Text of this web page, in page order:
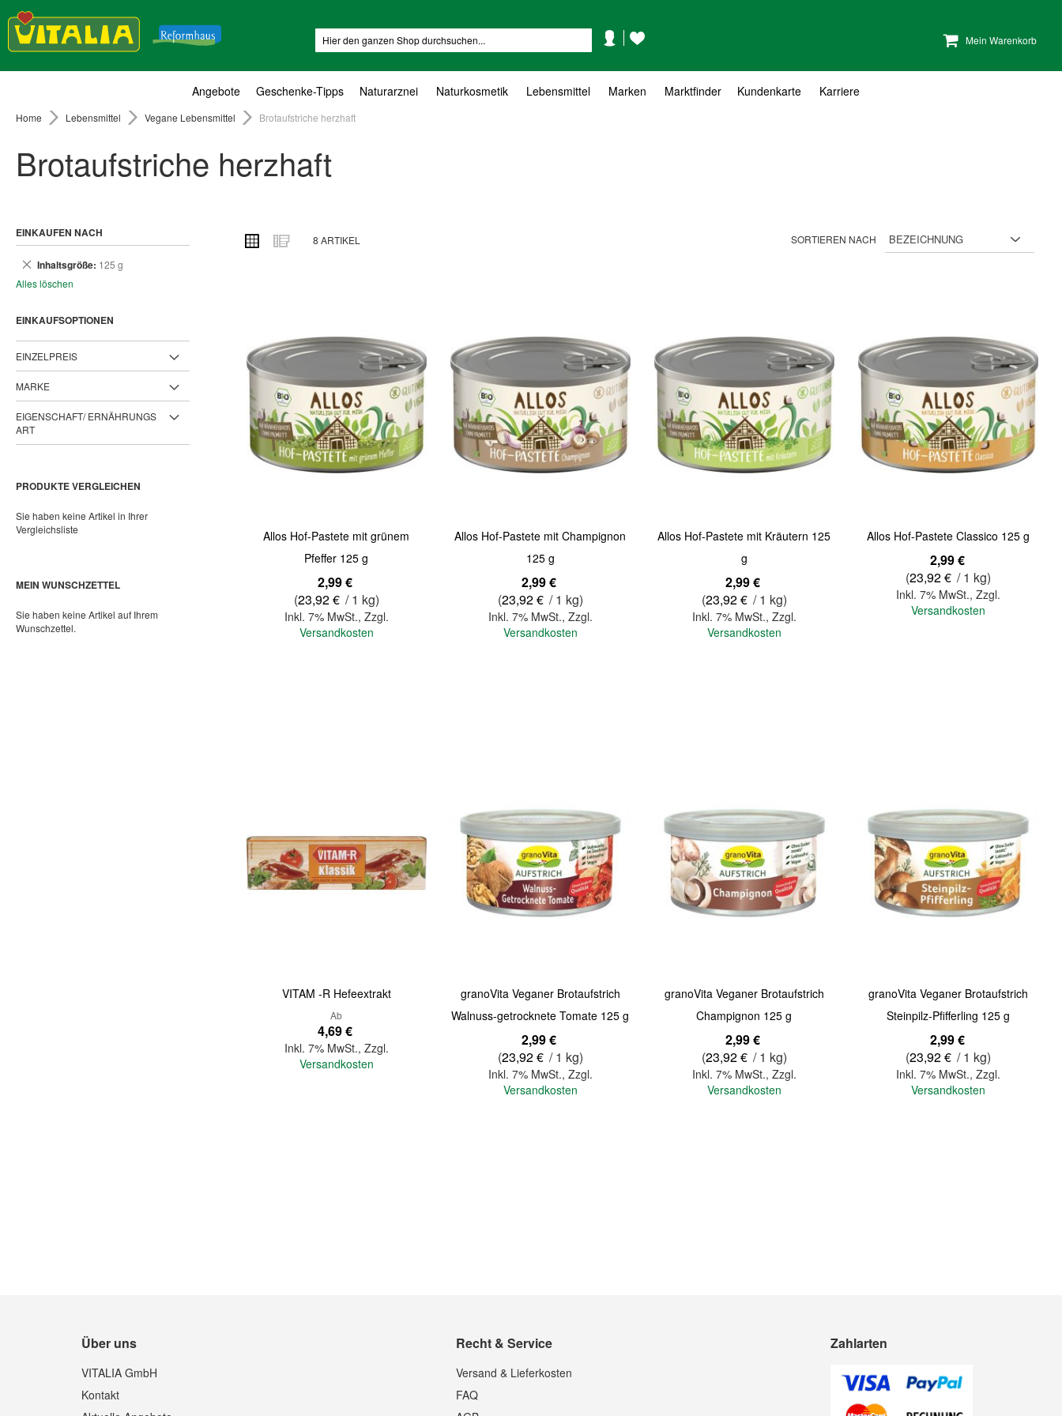
Mein Warenkorb
KontoWunschzettel
Angebote Geschenke-Tipps Naturarznei Naturkosmetik Lebensmittel Marken Marktfinder Kundenkarte Karriere
Home Lebensmittel Vegane Lebensmittel Brotaufstriche herzhaft
Brotaufstriche herzhaft
ANSICHT
ALS
Raster Liste
8 ARTIKEL SORTIEREN NACH
Allos Hof-Pastete mit grünem
Pfeffer 125 g
2,99 €
(23,92 € / 1 kg)
Inkl. 7% MwSt., Zzgl.
Versandkosten
Quickview
Allos Hof-Pastete mit Champignon
125 g
2,99 €
(23,92 € / 1 kg)
Inkl. 7% MwSt., Zzgl.
Versandkosten
Quickview
Allos Hof-Pastete mit Kräutern 125
g
2,99 €
(23,92 € / 1 kg)
Inkl. 7% MwSt., Zzgl.
Versandkosten
Quickview
Allos Hof-Pastete Classico 125 g
2,99 €
(23,92 € / 1 kg)
Inkl. 7% MwSt.,Zzgl.
Versandkosten
Quickview
VITAM -R Hefeextrakt
Ab
4,69 €
Inkl. 7% MwSt., Zzgl.
Versandkosten
granoVita Veganer Brotaufstrich
Walnuss-getrocknete Tomate 125 g
2,99 €
(23,92 € / 1 kg)
Inkl. 7% MwSt., Zzgl.
Versandkosten
Quickview
granoVita Veganer Brotaufstrich
Champignon 125 g
2,99 €
(23,92 € / 1 kg)
Inkl. 7% MwSt., Zzgl.
Versandkosten
granoVita Veganer Brotaufstrich
Steinpilz-Pfifferling 125 g
2,99 €
(23,92 € / 1 kg)
Inkl. 7% MwSt.,Zzgl.
Versandkosten
Quickview
EINKAUFEN NACH
Inhaltsgröße 125 g
Dies
Alles löschen
EINKAUFSOPTIONEN
EINZELPREIS
MARKE
EIGENSCHAFT/ ERNÄHRUNGS
ART
PRODUKTE VERGLEICHEN
Sie haben keine Artikel in Ihrer
Vergleichsliste
MEIN WUNSCHZETTEL
Sie haben keine Artikel auf Ihrem
Wunschzettel.
Über uns
VITALIA GmbH
Kontakt
Recht & Service
Versand & Lieferkosten
FAQ
Zahlarten